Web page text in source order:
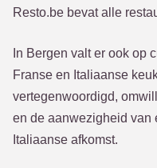
Resto.be bevat alle
In Bergen valt er ook op
Franse en Italiaanse
vertegenwoordigd,
en de aanwezigheid van
Italiaanse afkomst.